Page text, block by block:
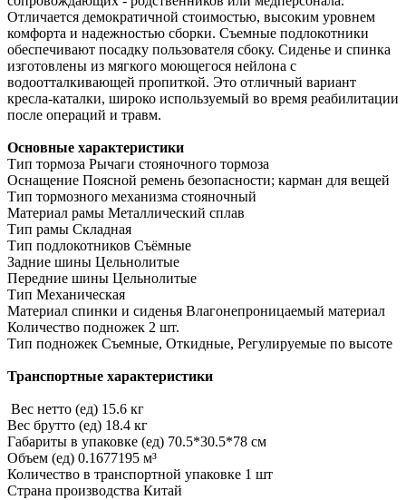
Отличается демократичной стоимостью, высоким уровнем
комфорта и надежностью сборки. Съемные подлокотники
обеспечивают посадку пользователя сбоку. Сиденье и спинка
изготовлены из мягкого моющегося нейлона с
водоотталкивающей пропиткой. Это отличный вариант
кресла-каталки, широко используемый во время реабилитации
после операций и травм.
Основные характеристики
Тип тормоза Рычаги стояночного тормоза
Оснащение Поясной ремень безопасности; карман для вещей
Тип тормозного механизма стояночный
Материал рамы Металлический сплав
Тип рамы Складная
Тип подлокотников Съёмные
Задние шины Цельнолитые
Передние шины Цельнолитые
Тип Механическая
Материал спинки и сиденья Влагонепроницаемый материал
Количество подножек 2 шт.
Тип подножек Съемные, Откидные, Регулируемые по высоте
Транспортные характеристики
Вес нетто (ед) 15.6 кг
Вес брутто (ед) 18.4 кг
Габариты в упаковке (ед) 70.5*30.5*78 см
Объем (ед) 0.1677195 м³
Количество в транспортной упаковке 1 шт
Страна производства Китай